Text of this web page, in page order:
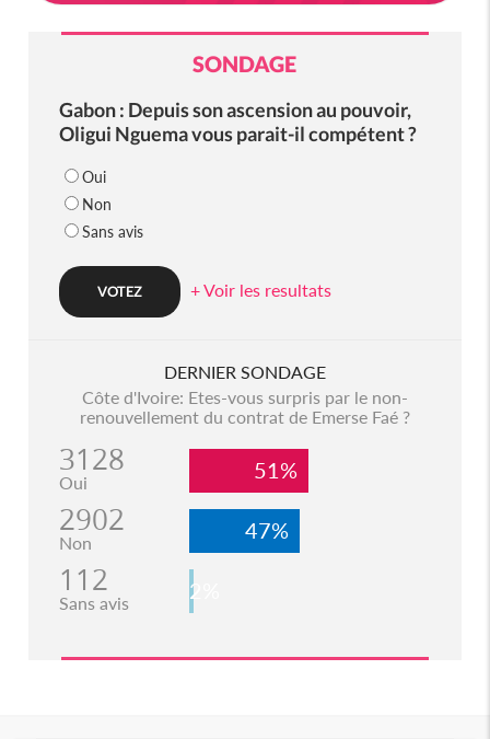
SONDAGE
Gabon : Depuis son ascension au pouvoir,
Oligui Nguema vous parait-il compétent ?
Oui
Non
Sans avis
+ Voir les resultats
DERNIER SONDAGE
Côte d'Ivoire: Etes-vous surpris par le non-
renouvellement du contrat de Emerse Faé ?
3128
Oui 51%
2902
Non 47%
112
Sans avis 2%